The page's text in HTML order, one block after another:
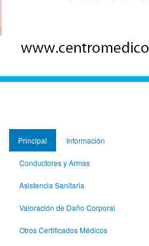
Principal Información
Conductores y Armas
Asistencia Sanitaria
Valoración de Daño Corporal
Otros Certificados Médicos